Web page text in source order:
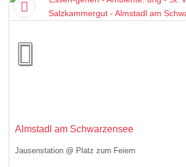
Almstadl am Schwarzensee
Jausenstation @ Platz zum Feiern